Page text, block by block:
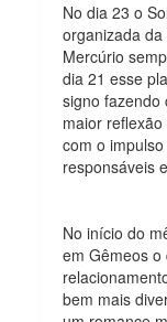
No dia 23 o
organizada
Mercúrio
dia 21 esse
signo fazendo
maior
com o
responsáveis
No início do
em Gêmeos
bem mais